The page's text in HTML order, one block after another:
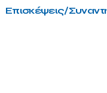
Επισκέψεις/